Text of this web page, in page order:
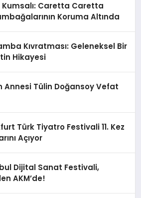
Kumsalı: Caretta Caretta
Koruma Altında
Kıvratması: Geleneksel Bir
Hikayesi
Annesi Tülin Doğansoy Vefat
Türk Tiyatro Festivali 11. Kez
Açıyor
Dijital Sanat Festivali,
AKM’de!